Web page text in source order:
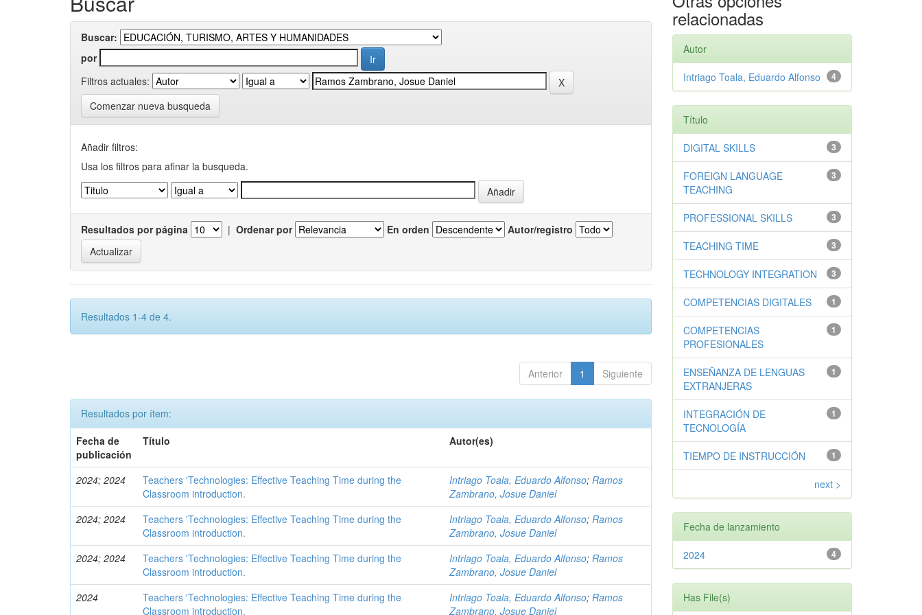
Buscar:
por
Filtros actuales:
Comenzar nueva busqueda
Añadir filtros:
Usa los filtros para afinar la busqueda.
Resultados por página | Ordenar por En orden Autor/registro
Resultados 1-4 de 4.
Anterior 1 Siguiente
Resultados por ítem:
Fecha de
publicación
Título Autor(es)
2024; 2024
Teachers 'Technologies: Effective Teaching Time during the
Classroom introduction.
Intriago Toala, Eduardo Alfonso;Ramos
Zambrano, Josue Daniel
2024; 2024
Teachers 'Technologies: Effective Teaching Time during the
Classroom introduction.
Intriago Toala, Eduardo Alfonso;Ramos
Zambrano, Josue Daniel
2024; 2024
Teachers 'Technologies: Effective Teaching Time during the
Classroom introduction.
Intriago Toala, Eduardo Alfonso;Ramos
Zambrano, Josue Daniel
2024
Teachers 'Technologies: Effective Teaching Time during the
Classroom introduction.
Intriago Toala, Eduardo Alfonso;Ramos
Zambrano, Josue Daniel
relacionadas
Autor
4
Intriago Toala, Eduardo Alfonso
Título
3
DIGITAL SKILLS
3
FOREIGN LANGUAGE
TEACHING
3
PROFESSIONAL SKILLS
3
TEACHING TIME
3
TECHNOLOGY INTEGRATION
1
COMPETENCIAS DIGITALES
1
COMPETENCIAS
PROFESIONALES
1
ENSEÑANZA DE LENGUAS
EXTRANJERAS
1
INTEGRACIÓN DE
TECNOLOGÍA
1
TIEMPO DE INSTRUCCIÓN
next >
Fecha de lanzamiento
4
2024
Has File(s)